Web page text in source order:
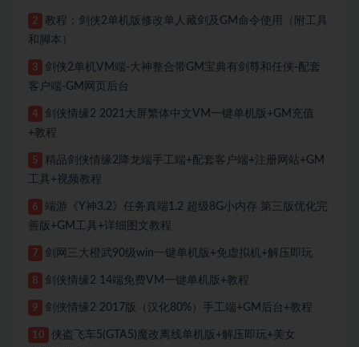
2
教程：剑侠2单机版修改单人藏剑及GM命令使用（附工具
和脚本）
3
剑侠2单机VM端-大神整合带GM宝典有剑尊和任侠-配套
客户端-GM网页后台
4
剑侠情缘2 2021大屏繁体中文VM一键单机版+GM充值
+教程
5
精品剑侠情缘2降龙端手工端+配套客户端+注册网站+GM
工具+视频教程
6
端游《Y神3.2》任务真端1.2 超级8G小内存 第三版优化完
善版+GM工具+详细图文教程
7 剑网三大橙武90级win一键单机版+免虚拟机+解压即玩
8 剑侠情缘2 14端免费VM一键单机版+教程
9 剑侠情缘2 2017版（汉化80%）手工端+GM后台+教程
10
侠盗飞车5(GTA5)魔改离线单机版+解压即玩+美女